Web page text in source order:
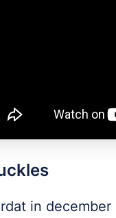
in december